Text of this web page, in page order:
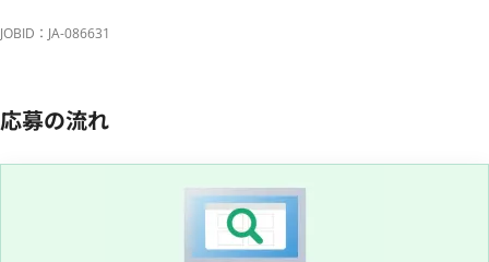
JOBID：JA-086631
応募の流れ